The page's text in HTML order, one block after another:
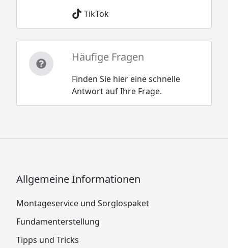
TikTok
Häufige Fragen
Finden Sie hier eine schnelle
Antwort auf Ihre Frage.
Allgemeine Informationen
Montageservice und Sorglospaket
Fundamenterstellung
Tipps und Tricks